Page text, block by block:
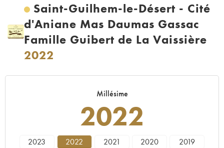
Saint-Guilhem-le-Désert - Cité
d'Aniane Mas Daumas Gassac
Famille Guibert de La Vaissière
2022
Millésime
2022
2023 2022 2021 2020
2019